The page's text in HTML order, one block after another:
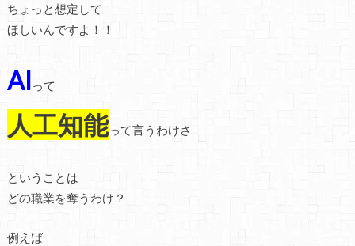
ちょっと想定して
ほしいんですよ！！
AIって
人工知能って言うわけさ
ということは
どの職業を奪うわけ？
例えば